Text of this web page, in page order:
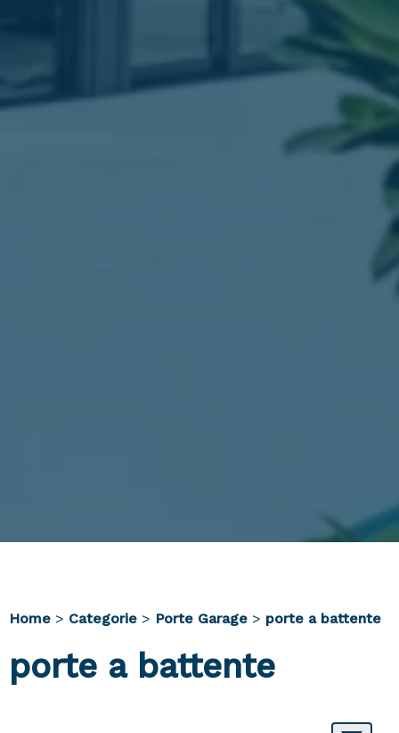
Home > Categorie > Porte Garage > porte a battente
porte a battente